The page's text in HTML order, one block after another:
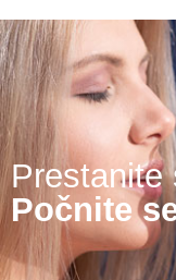
Prestanite
Počnite